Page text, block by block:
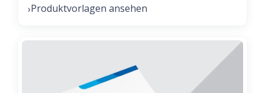
›Produktvorlagen ansehen